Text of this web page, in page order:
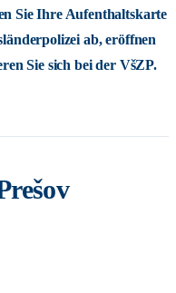
Sie Ihre Aufenthaltskarte
ab, eröffnen
Sie sich bei der VšZP.